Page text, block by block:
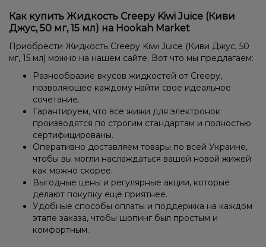
Как купить Жидкость Creepy Kiwi Juice (Киви
Джус, 50 мг, 15 мл) на Hookah Market
Приобрести Жидкость Creepy Kiwi Juice (Киви Джус, 50
мг, 15 мл) можно на нашем сайте. Вот что мы предлагаем:
Разнообразие вкусов жидкостей от Creepy,
позволяющее каждому найти свое идеальное
сочетание.
Гарантируем, что все жижи для электронок
производятся по строгим стандартам и полностью
сертифицированы.
Оперативно доставляем товары по всей Украине,
чтобы вы могли наслаждаться вашей новой жижей
как можно скорее.
Выгодные цены и регулярные акции, которые
делают покупку ещё приятнее.
Удобные способы оплаты и поддержка на каждом
этапе заказа, чтобы шопинг был простым и
комфортным.